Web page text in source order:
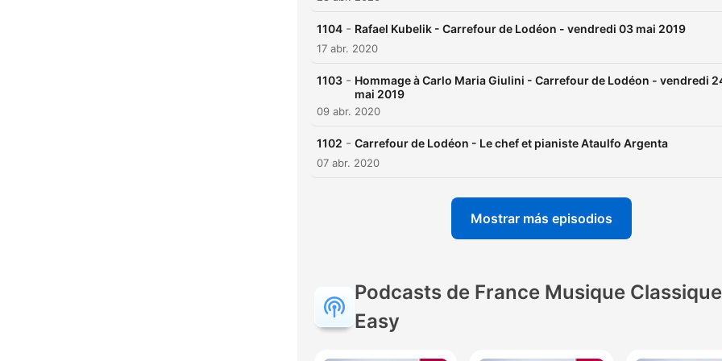
1104 - Rafael Kubelik - Carrefour de Lodéon - vendredi 03 mai 2019
17 abr. 2020
1103 - Hommage à Carlo Maria Giulini - Carrefour de Lodéon - vendredi
mai 2019
09 abr. 2020
1102 - Carrefour de Lodéon - Le chef et pianiste Ataulfo Argenta
07 abr. 2020
Mostrar más episodios
Podcasts de France Musique Classique
Easy